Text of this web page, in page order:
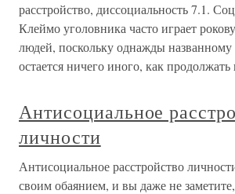
расстройство, диссоциальность 7.1.
Клеймо уголовника часто играет
людей, поскольку однажды
остается ничего иного, как продолжать
Антисоциальное
личности
Антисоциальное расстройство
своим обаянием, и вы даже не